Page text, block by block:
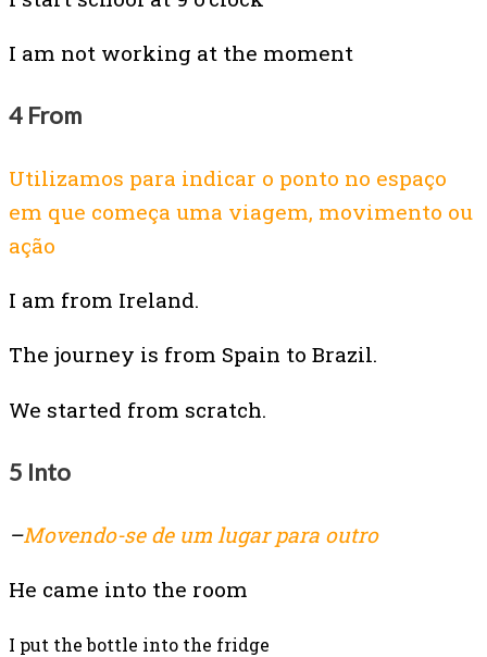
I am not working at the moment
4 From
Utilizamos para indicar o ponto no espaço
em que começa uma viagem, movimento ou
ação
I am from Ireland.
The journey is from Spain to Brazil.
We started from scratch.
5 Into
–Movendo-se de um lugar para outro
He came into the room
I put the bottle into the fridge